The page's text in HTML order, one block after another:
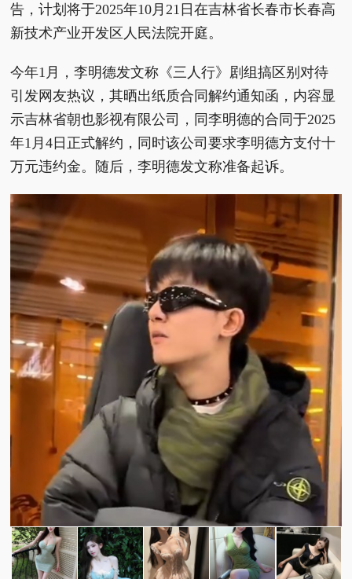
告，计划将于2025年10月21日在吉林省长春市长春高
新技术产业开发区人民法院开庭。
今年1月，李明德发文称《三人行》剧组搞区别对待
引发网友热议，其晒出纸质合同解约通知函，内容显
示吉林省朝也影视有限公司，同李明德的合同于2025
年1月4日正式解约，同时该公司要求李明德方支付十
万元违约金。随后，李明德发文称准备起诉。